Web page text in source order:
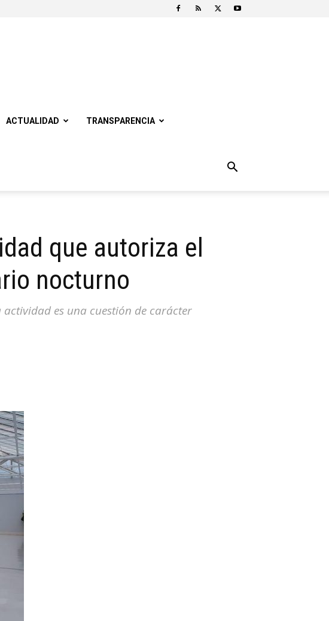
ACTUALIDAD TRANSPARENCIA
que autoriza el
nocturno
es una cuestión de carácter